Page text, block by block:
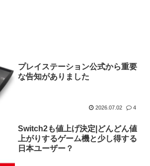
プレイステーション公式から重要
な告知がありました
2026.07.02 4
Switch2も値上げ決定|どんどん値
上がりするゲーム機と少し得する
日本ユーザー？